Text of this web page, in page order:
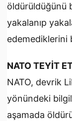
öldürüldüğünü
yakalanıp
edemediklerini
NATO TEYİT
NATO, devrik
yönündeki
aşamada